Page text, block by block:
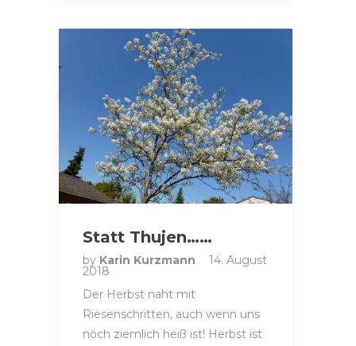
Statt Thujen……
by Karin Kurzmann 14. August
2018
Der Herbst naht mit
Riesenschritten, auch wenn uns
noch ziemlich heiß ist! Herbst ist